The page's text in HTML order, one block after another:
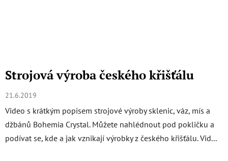
Strojová výroba českého křišťálu
21.6.2019
Video s krátkým popisem strojové výroby sklenic, váz, mís a
džbánů Bohemia Crystal. Můžete nahlédnout pod pokličku a
podívat se, kde a jak vznikají výrobky z českého křišťálu. Vid...